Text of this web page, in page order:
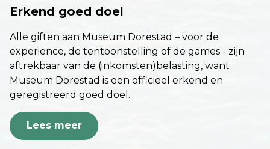
Erkend goed doel
Alle giften aan Museum Dorestad – voor de
experience, de tentoonstelling of de games - zijn
aftrekbaar van de (inkomsten)belasting, want
Museum Dorestad is een officieel erkend en
geregistreerd goed doel.
Lees meer